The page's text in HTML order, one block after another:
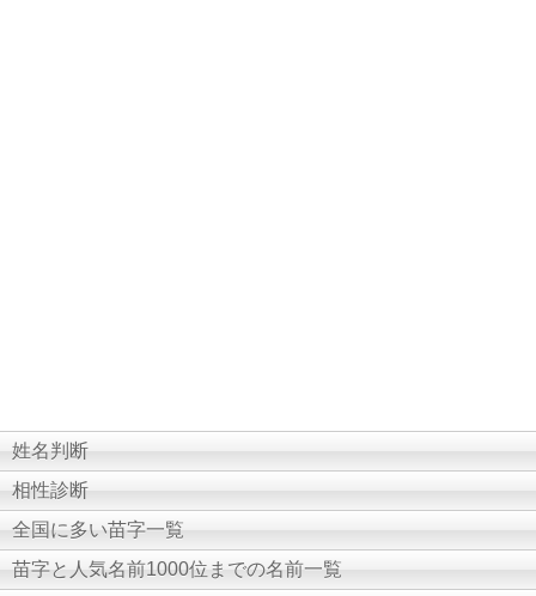
姓名判断
相性診断
全国に多い苗字一覧
苗字と人気名前1000位までの名前一覧